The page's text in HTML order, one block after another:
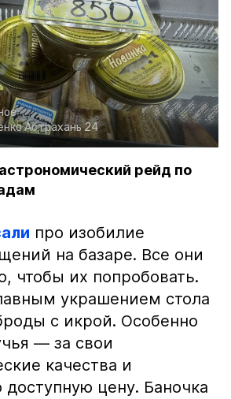
Астрахань 24
рейд по
про изобилие
на базаре. Все они
чтобы их попробовать.
украшением стола
с икрой. Особенно
— за свои
качества и
доступную цену. Баночка